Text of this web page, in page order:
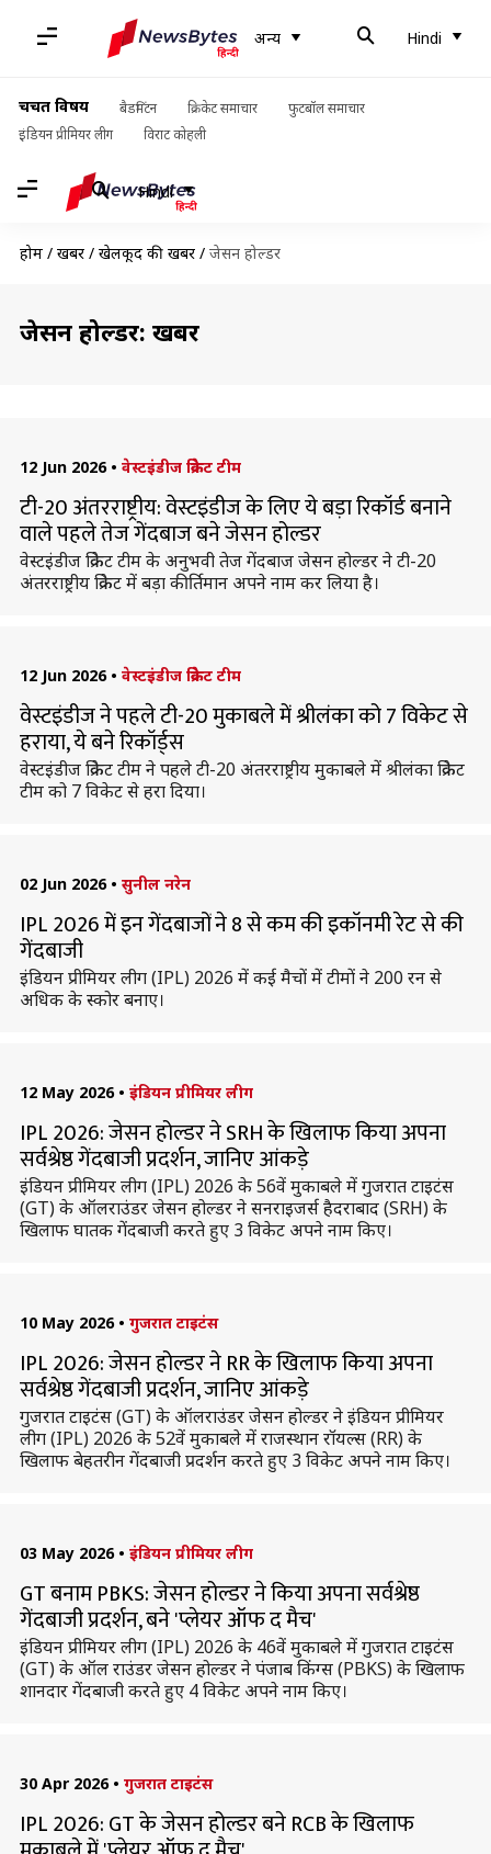
अन्य Hindi
चर्चित विषय बैडमिंटन क्रिकेट समाचार
फुटबॉल समाचार
इंडियन प्रीमियर लीग
विराट कोहली
Hindi
होम / खबरें / खेलकूद की खबरें / जेसन होल्डर
जेसन होल्डर: खबरें
12 Jun 2026 • वेस्टइंडीज क्रिकेट टीम
टी-20 अंतरराष्ट्रीय: वेस्टइंडीज के लिए ये बड़ा रिकॉर्ड बनाने
वाले पहले तेज गेंदबाज बने जेसन होल्डर
वेस्टइंडीज क्रिकेट टीम के अनुभवी तेज गेंदबाज जेसन होल्डर ने टी-20
अंतरराष्ट्रीय क्रिकेट में बड़ा कीर्तिमान अपने नाम कर लिया है।
12 Jun 2026 • वेस्टइंडीज क्रिकेट टीम
वेस्टइंडीज ने पहले टी-20 मुकाबले में श्रीलंका को 7 विकेट से
हराया, ये बने रिकॉर्ड्स
वेस्टइंडीज क्रिकेट टीम ने पहले टी-20 अंतरराष्ट्रीय मुकाबले में श्रीलंका क्रिकेट
टीम को 7 विकेट से हरा दिया।
02 Jun 2026 • सुनील नरेन
IPL 2026 में इन गेंदबाजों ने 8 से कम की इकॉनमी रेट से की
गेंदबाजी
इंडियन प्रीमियर लीग (IPL) 2026 में कई मैचों में टीमों ने 200 रन से
अधिक के स्कोर बनाए।
12 May 2026 • इंडियन प्रीमियर लीग
IPL 2026: जेसन होल्डर ने SRH के खिलाफ किया अपना
सर्वश्रेष्ठ गेंदबाजी प्रदर्शन, जानिए आंकड़े
इंडियन प्रीमियर लीग (IPL) 2026 के 56वें मुकाबले में गुजरात टाइटंस
(GT) के ऑलराउंडर जेसन होल्डर ने सनराइजर्स हैदराबाद (SRH) के
खिलाफ घातक गेंदबाजी करते हुए 3 विकेट अपने नाम किए।
10 May 2026 • गुजरात टाइटंस
IPL 2026: जेसन होल्डर ने RR के खिलाफ किया अपना
सर्वश्रेष्ठ गेंदबाजी प्रदर्शन, जानिए आंकड़े
गुजरात टाइटंस (GT) के ऑलराउंडर जेसन होल्डर ने इंडियन प्रीमियर
लीग (IPL) 2026 के 52वें मुकाबले में राजस्थान रॉयल्स (RR) के
खिलाफ बेहतरीन गेंदबाजी प्रदर्शन करते हुए 3 विकेट अपने नाम किए।
03 May 2026 • इंडियन प्रीमियर लीग
GT बनाम PBKS: जेसन होल्डर ने किया अपना सर्वश्रेष्ठ
गेंदबाजी प्रदर्शन, बने 'प्लेयर ऑफ द मैच'
इंडियन प्रीमियर लीग (IPL) 2026 के 46वें मुकाबले में गुजरात टाइटंस
(GT) के ऑल राउंडर जेसन होल्डर ने पंजाब किंग्स (PBKS) के खिलाफ
शानदार गेंदबाजी करते हुए 4 विकेट अपने नाम किए।
30 Apr 2026 • गुजरात टाइटंस
IPL 2026: GT के जेसन होल्डर बने RCB के खिलाफ